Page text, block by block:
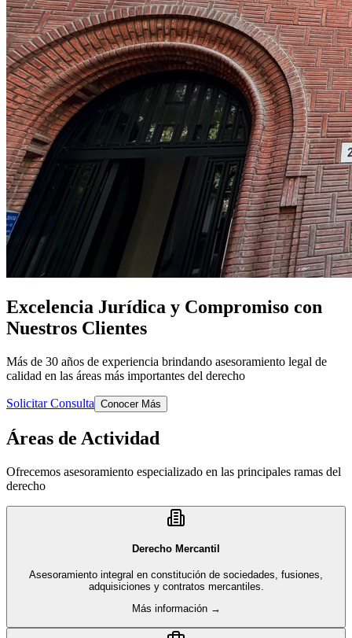
Excelencia Jurídica y Compromiso con
Nuestros Clientes
Más de 30 años de experiencia brindando asesoramiento legal de
calidad en las áreas más importantes del derecho
Solicitar Consulta Conocer Más
Áreas de Actividad
Ofrecemos asesoramiento especializado en las principales ramas del
derecho
Derecho Mercantil
Asesoramiento integral en constitución de sociedades, fusiones,
adquisiciones y contratos mercantiles.
Más información →